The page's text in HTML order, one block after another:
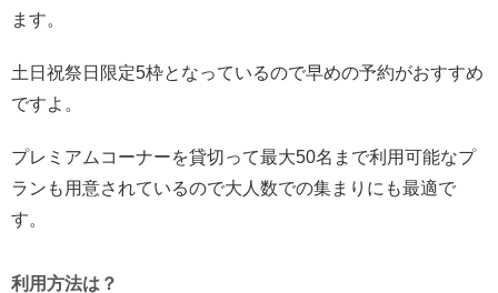
ます。
土日祝祭日限定5枠となっているので早めの予約がおすすめ
ですよ。
プレミアムコーナーを貸切って最大50名まで利用可能なプ
ランも用意されているので大人数での集まりにも最適で
す。
利用方法は？